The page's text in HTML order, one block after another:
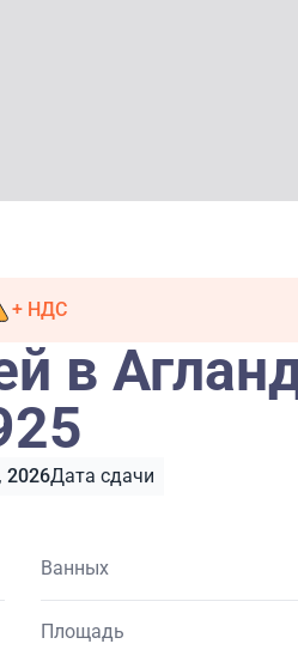
+ НДС
в
2026Дата сдачи
Ванных
Площадь